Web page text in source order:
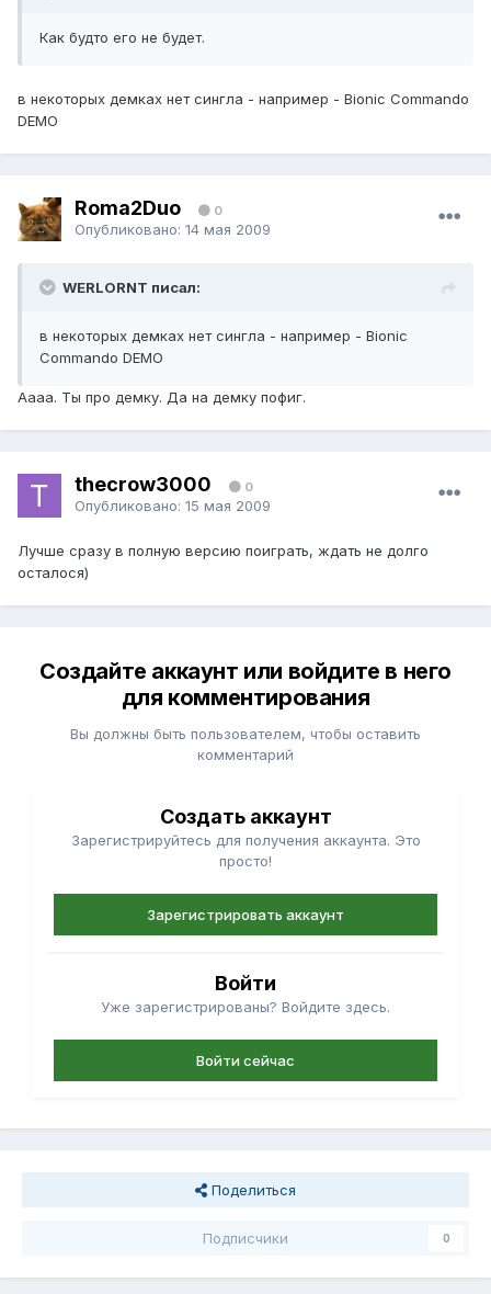
Как будто его не будет.
в некоторых демках нет сингла - например - Bionic Commando
DEMO
Roma2Duo 0
Опубликовано: 14 мая 2009
WERLORNT писал:
в некоторых демках нет сингла - например - Bionic
Commando DEMO
Аааа. Ты про демку. Да на демку пофиг.
thecrow3000 0
Опубликовано: 15 мая 2009
Лучше сразу в полную версию поиграть, ждать не долго
осталося)
Создайте аккаунт или войдите в него
для комментирования
Вы должны быть пользователем, чтобы оставить
комментарий
Создать аккаунт
Зарегистрируйтесь для получения аккаунта. Это
просто!
Зарегистрировать аккаунт
Войти
Уже зарегистрированы? Войдите здесь.
Войти сейчас
Поделиться
Подписчики 0